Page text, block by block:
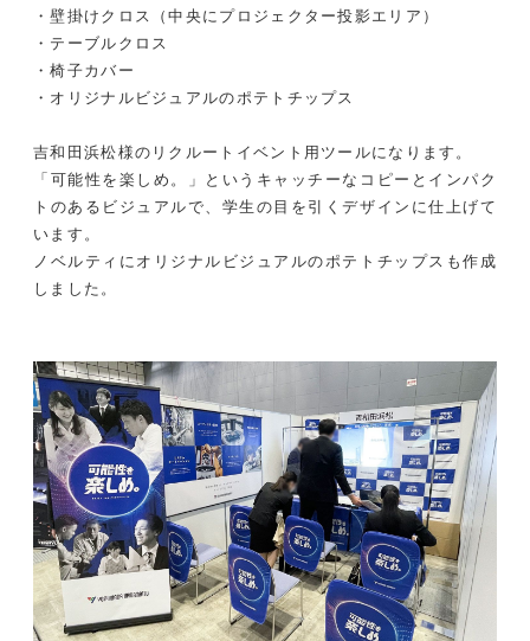
・壁掛けクロス（中央にプロジェクター投影エリア）
・テーブルクロス
・椅子カバー
・オリジナルビジュアルのポテトチップス
吉和田浜松様のリクルートイベント用ツールになります。
「可能性を楽しめ。」というキャッチーなコピーとインパク
トのあるビジュアルで、学生の目を引くデザインに仕上げて
います。
ノベルティにオリジナルビジュアルのポテトチップスも作成
しました。